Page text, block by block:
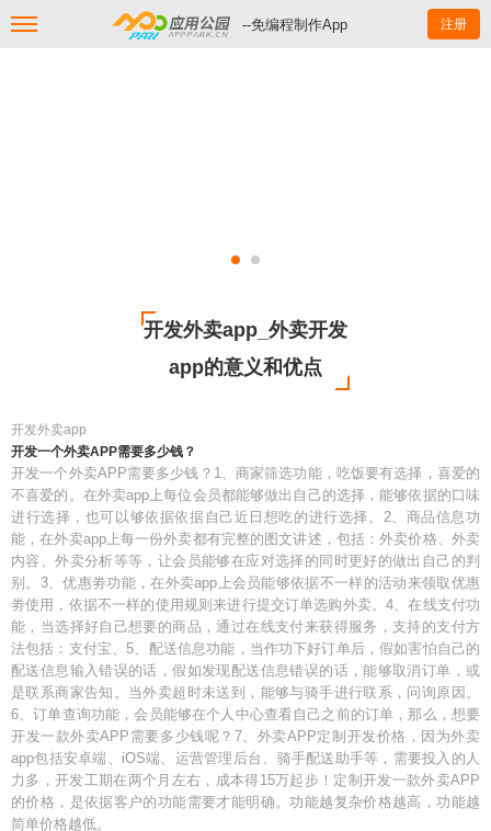
--免编程制作App 注册
开发外卖app_外卖开发
app的意义和优点
开发外卖app
开发一个外卖APP需要多少钱？
开发一个外卖APP需要多少钱？1、商家筛选功能，吃饭要有选择，喜爱的
不喜爱的。在外卖app上每位会员都能够做出自己的选择，能够依据的口味
进行选择，也可以够依据依据自己近日想吃的进行选择。2、商品信息功
能，在外卖app上每一份外卖都有完整的图文讲述，包括：外卖价格、外卖
内容、外卖分析等等，让会员能够在应对选择的同时更好的做出自己的判
别。3、优惠劵功能，在外卖app上会员能够依据不一样的活动来领取优惠
劵使用，依据不一样的使用规则来进行提交订单选购外卖。4、在线支付功
能，当选择好自己想要的商品，通过在线支付来获得服务，支持的支付方
法包括：支付宝、5、配送信息功能，当作功下好订单后，假如害怕自己的
配送信息输入错误的话，假如发现配送信息错误的话，能够取消订单，或
是联系商家告知。当外卖超时未送到，能够与骑手进行联系，问询原因。
6、订单查询功能，会员能够在个人中心查看自己之前的订单，那么，想要
开发一款外卖APP需要多少钱呢？7、外卖APP定制开发价格，因为外卖
app包括安卓端、iOS端、运营管理后台、骑手配送助手等，需要投入的人
力多，开发工期在两个月左右，成本得15万起步！定制开发一款外卖APP
的价格，是依据客户的功能需要才能明确。功能越复杂价格越高，功能越
简单价格越低。